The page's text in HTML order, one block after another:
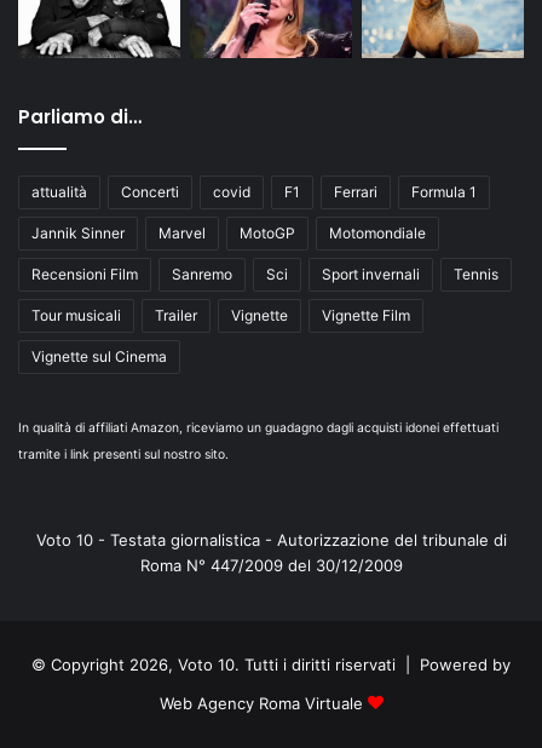
Parliamo di…
attualità Concerti covid F1 Ferrari Formula 1
Jannik Sinner Marvel MotoGP Motomondiale
Recensioni Film Sanremo Sci Sport invernali Tennis
Tour musicali Trailer Vignette Vignette Film
Vignette sul Cinema
In qualità di affiliati Amazon, riceviamo un guadagno dagli acquisti idonei effettuati
tramite i link presenti sul nostro sito.
Voto 10 - Testata giornalistica - Autorizzazione del tribunale di
Roma N° 447/2009 del 30/12/2009
© Copyright 2026, Voto 10. Tutti i diritti riservati | Powered by
Web Agency Roma Virtuale